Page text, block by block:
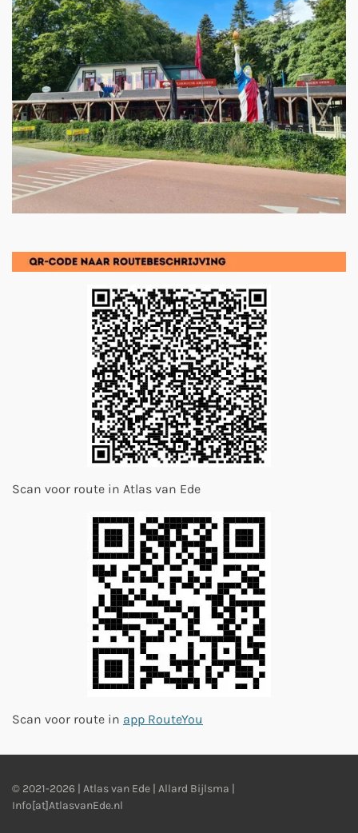
Scan voor route in Atlas van Ede
Scan voor route in app RouteYou
© 2021-2026 | Atlas van Ede | Allard Bijlsma |
Info[at]AtlasvanEde.nl